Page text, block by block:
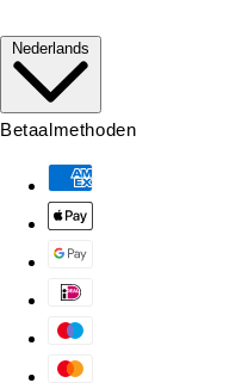
Nederlands
Betaalmethoden